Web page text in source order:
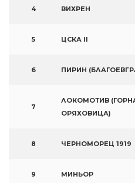
4 ВИХРЕН
5 ЦСКА II
6 ПИРИН
7
ЛОКОМОТИВ
ОРЯХОВИЦА)
8 ЧЕРНОМОРЕЦ 1919
9 МИНЬОР